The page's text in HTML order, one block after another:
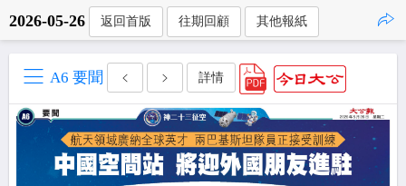
2026-05-26 返回首版 往期回顧 其他報紙
A6 要聞 詳情